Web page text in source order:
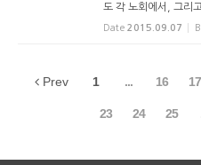
도 각 노회에서, 그리
안건을 헌의하였습니
치리를 중요시합니다
Date 2015.09.07
Prev 1 ... 16 17
23 24 25